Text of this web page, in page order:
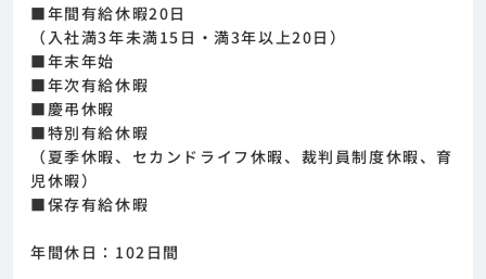
■年間有給休暇20日
（入社満3年未満15日・満3年以上20日）
■年末年始
■年次有給休暇
■慶弔休暇
■特別有給休暇
（夏季休暇、セカンドライフ休暇、裁判員制度休暇、育
児休暇）
■保存有給休暇
年間休日：102日間